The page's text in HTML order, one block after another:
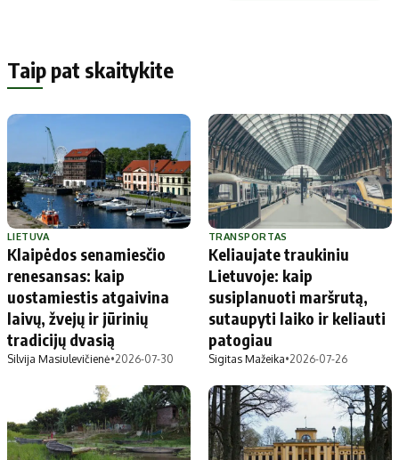
Taip pat skaitykite
LIETUVA
Klaipėdos senamiesčio
renesansas: kaip
uostamiestis atgaivina
laivų, žvejų ir jūrinių
tradicijų dvasią
Silvija Masiulevičienė•2026-07-30
TRANSPORTAS
Keliaujate traukiniu
Lietuvoje: kaip
susiplanuoti maršrutą,
sutaupyti laiko ir keliauti
patogiau
Sigitas Mažeika•2026-07-26